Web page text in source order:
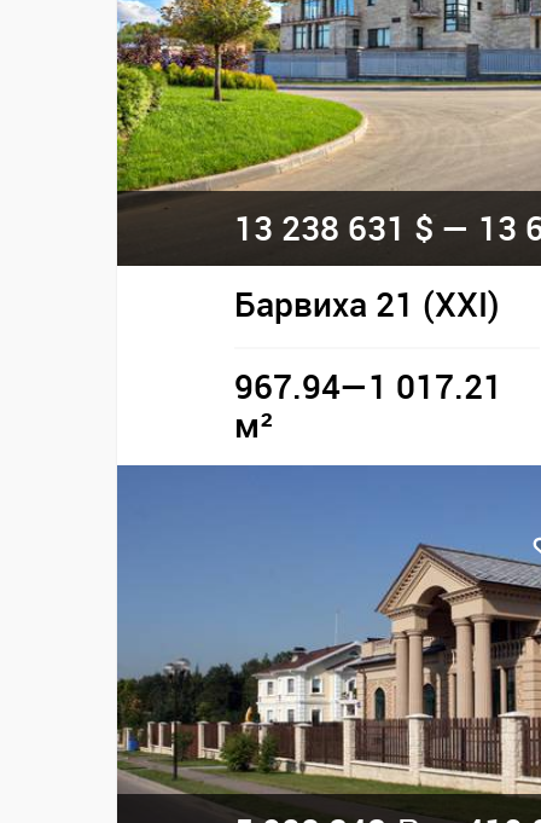
13 238 631 $ — 13
Барвиха 21 (XXI)
967.94—1 017.21
м²